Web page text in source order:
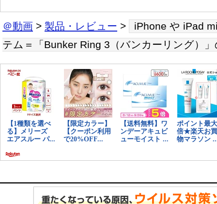
＠動画 > 製品・レビュー >
iPhone や iPad
テム＝「Bunker Ring 3（バンカーリング）